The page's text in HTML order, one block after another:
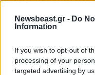
Newsbeast.gr - Do
Information
If you wish to opt-out of
processing of your
targeted advertising by